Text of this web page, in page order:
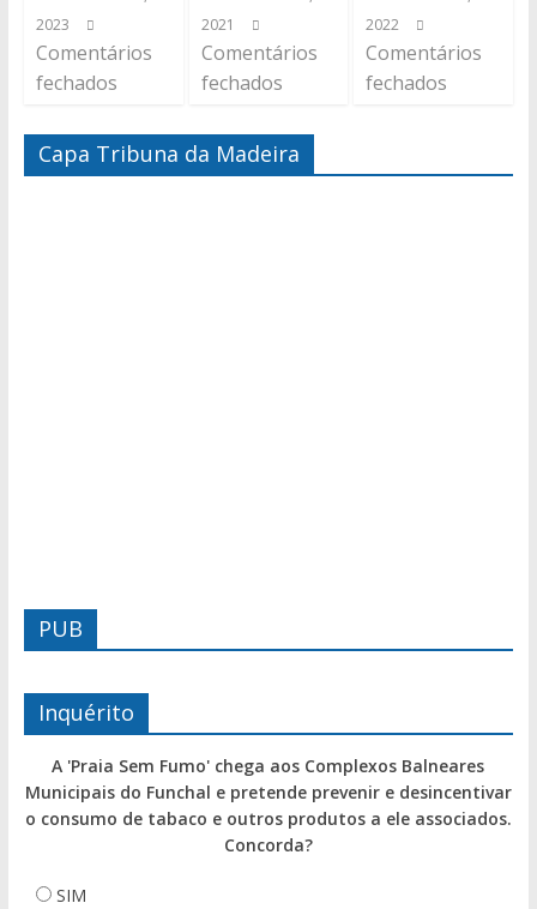
2023
Comentários
fechados
2021
Comentários
fechados
2022
Comentários
fechados
Capa Tribuna da Madeira
PUB
Inquérito
A 'Praia Sem Fumo' chega aos Complexos Balneares
Municipais do Funchal e pretende prevenir e desincentivar
o consumo de tabaco e outros produtos a ele associados.
Concorda?
SIM